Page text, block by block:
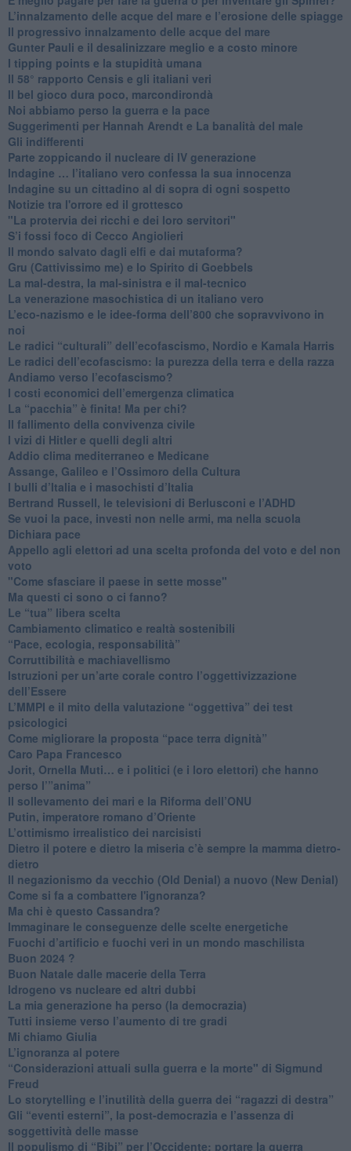
​L’innalzamento delle acque del mare e l’erosione delle spiagge
​Il progressivo innalzamento delle acque del mare
​Gunter Pauli e il desalinizzare meglio e a costo minore
I tipping points e la stupidità umana
​Il 58° rapporto Censis e gli italiani veri
​Il bel gioco dura poco, marcondirondà
Noi abbiamo perso la guerra e la pace
Suggerimenti per Hannah Arendt e La banalità del male
​Gli indifferenti
Parte zoppicando il nucleare di IV generazione
​Indagine … l’italiano vero confessa la sua innocenza
Indagine su un cittadino al di sopra di ogni sospetto
Notizie tra l'orrore ed il grottesco
"La protervia dei ricchi e dei loro servitori"
S’i fossi foco di Cecco Angiolieri
​Il mondo salvato dagli elfi e dai mutaforma?
Gru (Cattivissimo me) e lo Spirito di Goebbels
​La mal-destra, la mal-sinistra e il mal-tecnico
​La venerazione masochistica di un italiano vero
​L’eco-nazismo e le idee-forma dell’800 che sopravvivono in
noi
​Le radici “culturali” dell’ecofascismo, Nordio e Kamala Harris
Le radici dell’ecofascismo: la purezza della terra e della razza
Andiamo verso l’ecofascismo?
I costi economici dell’emergenza climatica
​La “pacchia” è finita! Ma per chi?
​Il fallimento della convivenza civile
​I vizi di Hitler e quelli degli altri
Addio clima mediterraneo e Medicane
​Assange, Galileo e l’Ossimoro della Cultura
​I bulli d’Italia e i masochisti d’Italia
​Bertrand Russell, le televisioni di Berlusconi e l’ADHD
​Se vuoi la pace, investi non nelle armi, ma nella scuola
​Dichiara pace
​Appello agli elettori ad una scelta profonda del voto e del non
voto
"Come sfasciare il paese in sette mosse"
​Ma questi ci sono o ci fanno?
​Le “tua” libera scelta
Cambiamento climatico e realtà sostenibili
“Pace, ecologia, responsabilità”
​Corruttibilità e machiavellismo
Istruzioni per un’arte corale contro l’oggettivizzazione
dell’Essere
​L’MMPI e il mito della valutazione “oggettiva” dei test
psicologici
Come migliorare la proposta “pace terra dignità”
Caro Papa Francesco
​Jorit, Ornella Muti… e i politici (e i loro elettori) che hanno
perso l’”anima”
​Il sollevamento dei mari e la Riforma dell’ONU
Putin, imperatore romano d’Oriente
​L’ottimismo irrealistico dei narcisisti
​Dietro il potere e dietro la miseria c’è sempre la mamma dietro-
dietro
Il negazionismo da vecchio (Old Denial) a nuovo (New Denial)
Come si fa a combattere l'ignoranza?
Ma chi è questo Cassandra?
Immaginare le conseguenze delle scelte energetiche
​Fuochi d’artificio e fuochi veri in un mondo maschilista
Buon 2024 ?
​Buon Natale dalle macerie della Terra
​Idrogeno vs nucleare ed altri dubbi
​La mia generazione ha perso (la democrazia)
​Tutti insieme verso l’aumento di tre gradi
Mi chiamo Giulia
L’ignoranza al potere
​“Considerazioni attuali sulla guerra e la morte" di Sigmund
Freud
​Lo storytelling e l’inutilità della guerra dei “ragazzi di destra”
​Gli “eventi esterni”, la post-democrazia e l’assenza di
soggettività delle masse
​Il populismo di “Bibi” per l’Occidente: portare la guerra